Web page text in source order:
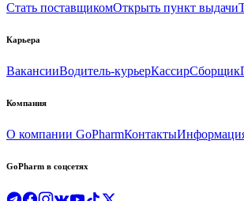
Стать поставщикомОткрыть пункт выдачи
Карьера
ВакансииВодитель-курьерКассирСборщик
Компания
О компании GoPharmКонтакты
GoPharm в соцсетях